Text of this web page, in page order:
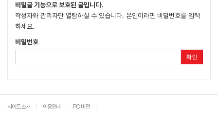
비밀글 기능으로 보호된 글입니다.
작성자와 관리자만 열람하실 수 있습니다. 본인이라면 비밀번호를 입력
하세요.
비밀번호
확인
사이트 소개 이용안내 PC 버전